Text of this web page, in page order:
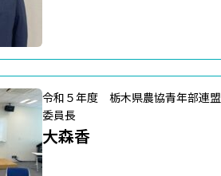
令和５年度 栃木県農協青年部連盟
委員長
大森香